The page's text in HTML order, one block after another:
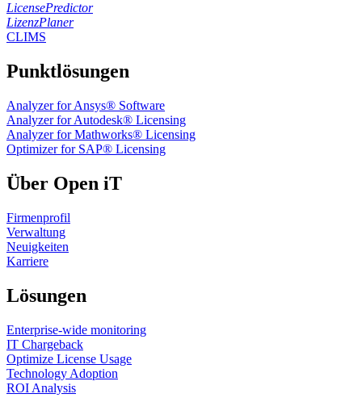
LicensePredictor
LizenzPlaner
CLIMS
Punktlösungen
Analyzer for Ansys® Software
Analyzer for Autodesk® Licensing
Analyzer for Mathworks® Licensing
Optimizer for SAP® Licensing
Über Open iT
Firmenprofil
Verwaltung
Neuigkeiten
Karriere
Lösungen
Enterprise-wide monitoring
IT Chargeback
Optimize License Usage
Technology Adoption
ROI Analysis